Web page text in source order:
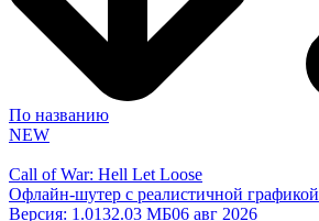
По названию
NEW
Call of War: Hell Let Loose
Офлайн-шутер с реалистичной графикой
Версия: 1.0132.03 МБ06 авг 2026